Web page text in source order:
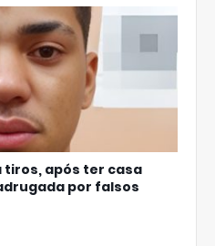
tiros, após ter casa
por falsos